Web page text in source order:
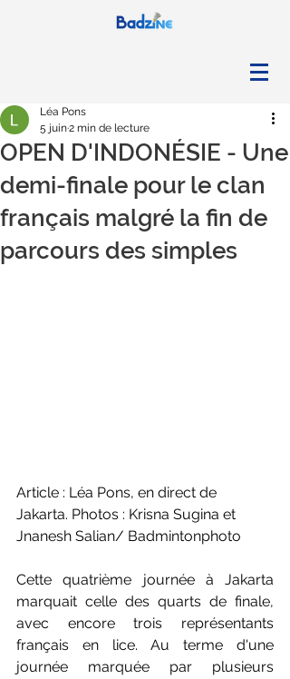
OPEN D'INDONÉSIE - Une
demi-finale pour le clan
français malgré la fin de
parcours des simples
Léa Pons
5 juin2 min de lecture
Article : Léa Pons, en direct de
Jakarta. Photos : Krisna Sugina et
Jnanesh Salian/ Badmintonphoto
Cette quatrième journée à Jakarta
marquait celle des quarts de finale,
avec encore trois représentants
français en lice. Au terme d'une
journée marquée par plusieurs